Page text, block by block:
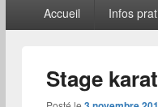
principalAccueil Infos
Stage